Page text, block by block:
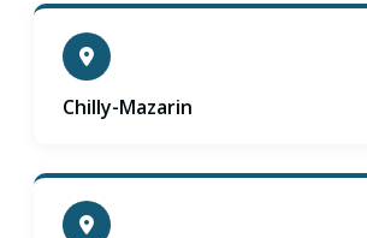
Chilly-Mazarin